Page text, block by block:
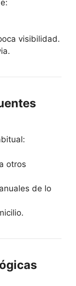
visibilidad.
otros
de lo